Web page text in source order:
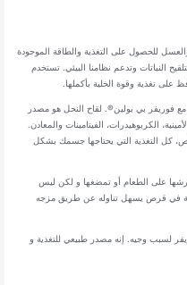
للحصول على التغذية والطاقة الموجودة
النباتات وتدعم نظامنا البيئي. تستخدم
على تغذية وقوة الخلية بأكملها.
فوريفر بي بولين®. لقاح النحل هو مصدر
الكربوهيدرات، الفيتامينات والمعادن.
كل التغذية التي يحتاجها جسمك بشكل
على الطعام أو تمضغها و لكن ليس
في قرص يسهل تناوله عن طريق مزجه
لسبب وجيه. إنه مصدر طبيعي للتغذية و